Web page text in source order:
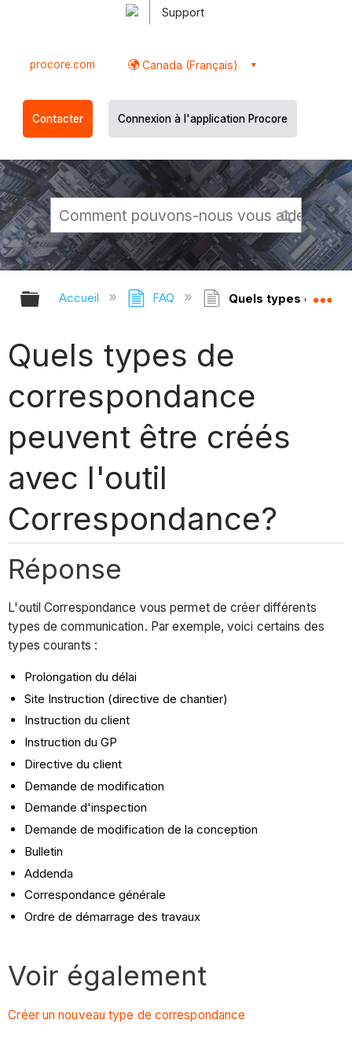
Support
procore.com Canada (Français)
Contacter Connexion à l'application Procore
Développer/réduire la hiérarchie
Accueil FAQ Quels types de
Quels types de
correspondance
peuvent être créés
avec l'outil
Correspondance?
Réponse
L'outil Correspondance vous permet de créer différents
types de communication. Par exemple, voici certains des
types courants :
Prolongation du délai
Site Instruction (directive de chantier)
Instruction du client
Instruction du GP
Directive du client
Demande de modification
Demande d'inspection
Demande de modification de la conception
Bulletin
Addenda
Correspondance générale
Ordre de démarrage des travaux
Voir également
Créer un nouveau type de correspondance